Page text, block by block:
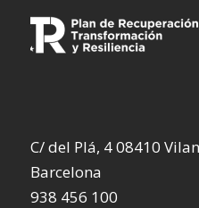
C/ del Plá, 4 08410
Barcelona
938 456 100